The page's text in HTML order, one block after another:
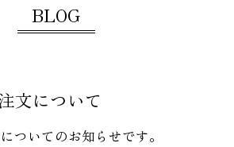
BLOG
文について
ついてのお知らせです。